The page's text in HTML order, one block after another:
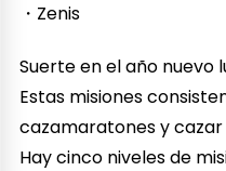
・Zenis
Suerte en el año
Estas misiones
cazamaratones y
Hay cinco niveles de